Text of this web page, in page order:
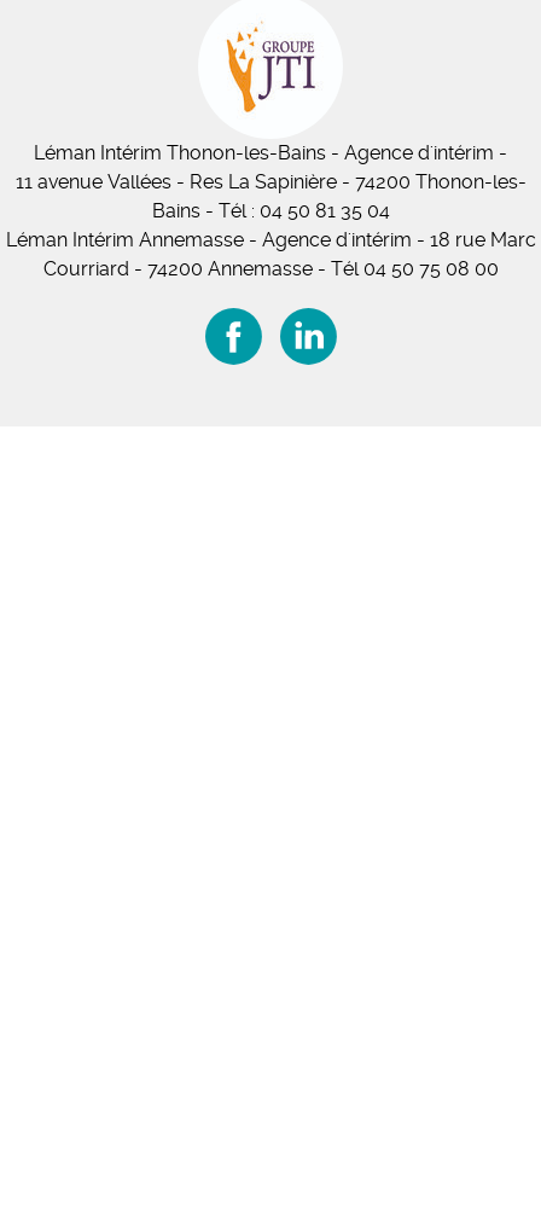
Léman Intérim Thonon-les-Bains - Agence d'intérim -
11avenue Vallées- Res La Sapinière - 74200 Thonon-les-
Bains - Tél : 04 50 81 35 04
Léman Intérim Annemasse - Agence d'intérim - 18 rue Marc
Courriard - 74200 Annemasse - Tél 04 50 75 08 00